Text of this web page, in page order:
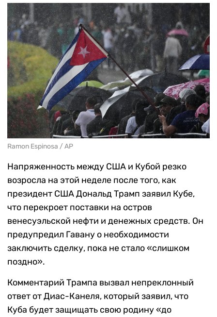
Ramon Espinosa / AP
Напряженность между США и Кубой резко
возросла на этой неделе после того, как
президент США Дональд Трамп заявил Кубе,
что перекроет поставки на остров
венесуэльской нефти и денежных средств. Он
предупредил Гавану о необходимости
заключить сделку, пока не стало «слишком
поздно».
Комментарий Трампа вызвал непреклонный
ответ от Диас-Канеля, который заявил, что
Куба будет защищать свою родину «до